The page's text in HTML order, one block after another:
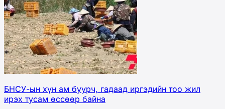
БНСУ-ын хүн ам буурч, гадаад иргэдийн тоо жил
ирэх тусам өссөөр байна